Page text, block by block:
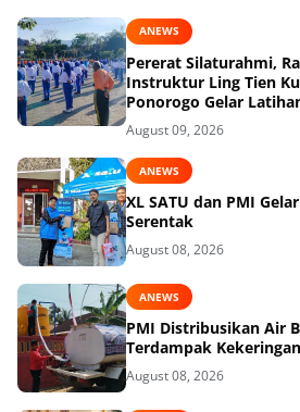
ANEWS
Pererat Silaturahmi,
Instruktur Ling Tien
Ponorogo Gelar
Pakel
August 09, 2026
ANEWS
XL SATU dan PMI
Serentak
August 08, 2026
ANEWS
PMI Distribusikan Air
Terdampak
August 08, 2026